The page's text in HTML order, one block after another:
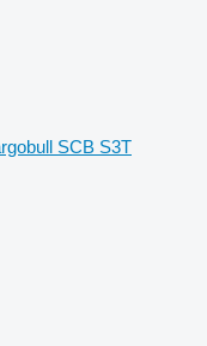
SCB S3T